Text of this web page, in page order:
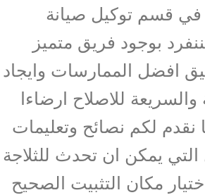
في قسم توكيل صيانة
بوجود فريق متميز
افضل الممارسات وايجاد
والسريعة للاصلاح ارضاءا
نقدم لكم نصائح وتعليمات
يمكن ان تحدث للثلاجة
مكان التثبيت الصحيح